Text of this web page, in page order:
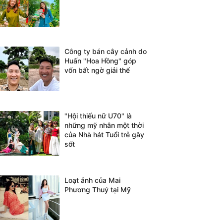
Công ty bán cây cảnh do
Huấn "Hoa Hồng" góp
vốn bất ngờ giải thể
"Hội thiếu nữ U70" là
những mỹ nhân một thời
của Nhà hát Tuổi trẻ gây
sốt
Loạt ảnh của Mai
Phương Thuý tại Mỹ